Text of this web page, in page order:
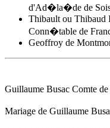
d'Ad�la�de de
Thibault ou Thibaud
Conn�table de
Geoffroy de
Guillaume Busac Comte de
Mariage de Guillaume